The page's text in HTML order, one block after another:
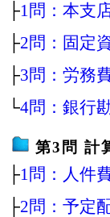
├1問：本支
├2問：固定
├3問：労務
└4問：銀行
第3問 計
├1問：人件
├2問：予定